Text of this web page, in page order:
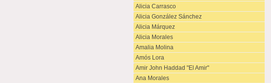
Alicia Carrasco
Alicia González Sánchez
Alicia Márquez
Alicia Morales
Amalia Molina
Amós Lora
Amir John Haddad "El Amir"
Ana Morales